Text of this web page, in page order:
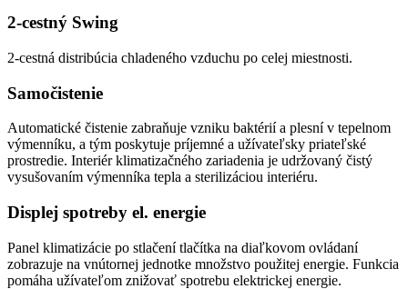
2-cestný Swing
2-cestná distribúcia chladeného vzduchu po celej miestnosti.
Samočistenie
Automatické čistenie zabraňuje vzniku baktérií a plesní v tepelnom
výmenníku, a tým poskytuje príjemné a užívateľsky priateľské
prostredie. Interiér klimatizačného zariadenia je udržovaný čistý
vysušovaním výmenníka tepla a sterilizáciou interiéru.
Displej spotreby el. energie
Panel klimatizácie po stlačení tlačítka na diaľkovom ovládaní
zobrazuje na vnútornej jednotke množstvo použitej energie. Funkcia
pomáha užívateľom znižovať spotrebu elektrickej energie.